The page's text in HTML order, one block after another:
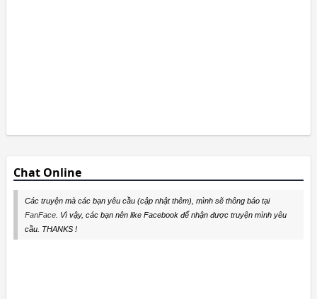
Chat Online
Các truyện mà các bạn yêu cầu (cập nhật thêm), mình sẽ thông báo tại
FanFace. Vì vậy, các bạn nên like Facebook để nhận được truyện mình yêu
cầu. THANKS !